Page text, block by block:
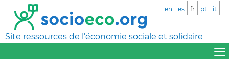
Site ressources de l’économie sociale et solidaire
en es fr pt it